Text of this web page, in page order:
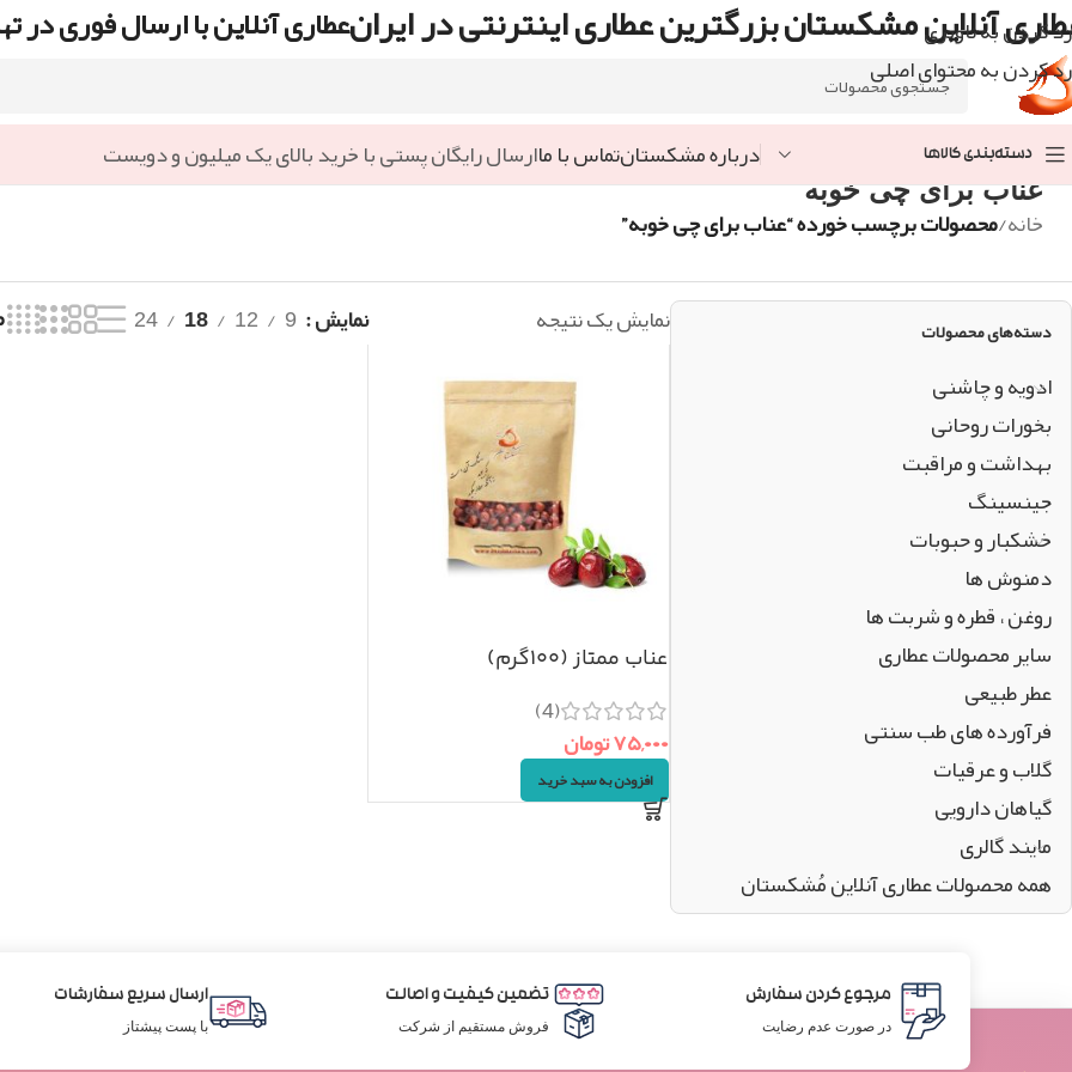
رد کردن به ناوبری
رد کردن به محتوای اصلی
آنلاین مشکستان بزرگترین عطاری اینترنتی در ایرانعطاری آنلاین با ارسال فوری در
دسته‌بندی کالاها درباره مشکستانتماس با ماارسال رایگان پستی با خرید بالای یک میلیون و دویست
عناب برای چی خوبه
خانه/محصولات برچسب خورده “عناب برای چی خوبه”
دسته‌های محصولات
ادویه و چاشنی
بخورات روحانی
بهداشت و مراقبت
جینسینگ
خشکبار و حبوبات
دمنوش ها
روغن ، قطره و شربت ها
سایر محصولات عطاری
عطر طبیعی
فرآورده های طب سنتی
گلاب و عرقیات
گیاهان دارویی
مایند گالری
همه محصولات عطاری آنلاین مُشکستان
نمایش یک نتیجه نمایش 9
12
18
24
عناب ممتاز (۱۰۰گرم)
(4)
۷۵,۰۰۰تومان
افزودن به سبد خرید
مرجوع کردن سفارش
در صورت عدم رضایت
تضمین کیفیت و اصالت
فروش مستقیم از شرکت
ارسال سریع سفارشات
با پست پیشتاز